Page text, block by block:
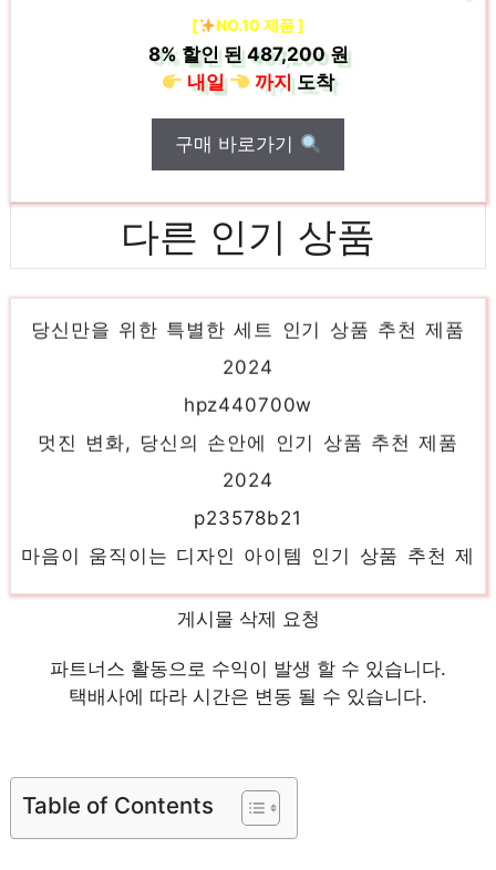
[ NO.10 제품 ]
8%할인 된487,200 원
내일
까지도착
구매 바로가기
다른 인기 상품
dellt31jm
2024
멋진 변화, 당신의 손안에 인기 상품 추천 제품
2024
마음이 움직이는 디자인 아이템 인기 상품 추천 제
품 2024
dell5820t23w2223
2024
2024
lenovothinkstationp620
게시물 삭제 요청
파트너스 활동으로 수익이 발생 할 수 있습니다.
택배사에 따라 시간은 변동 될 수 있습니다.
Table of Contents